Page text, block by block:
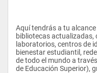
Aquí tendrás a tu
bibliotecas actualizadas,
laboratorios, centros de
bienestar estudiantil,
de todo el mundo a
de Educación Superior),